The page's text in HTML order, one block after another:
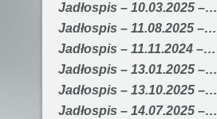
Jadłospis – 10.03.2025 –…
Jadłospis – 11.08.2025 –…
Jadłospis – 11.11.2024 –…
Jadłospis – 13.01.2025 –…
Jadłospis – 13.10.2025 –…
Jadłospis – 14.07.2025 –…